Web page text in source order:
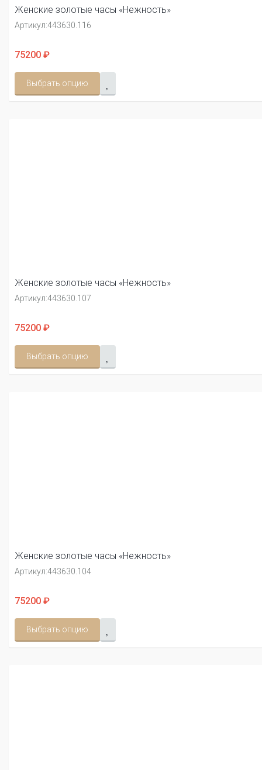
Женские золотые часы «Нежность»
Артикул:443630.116
75200 ₽
Выбрать опцию
Женские золотые часы «Нежность»
Артикул:443630.107
75200 ₽
Выбрать опцию
Женские золотые часы «Нежность»
Артикул:443630.104
75200 ₽
Выбрать опцию